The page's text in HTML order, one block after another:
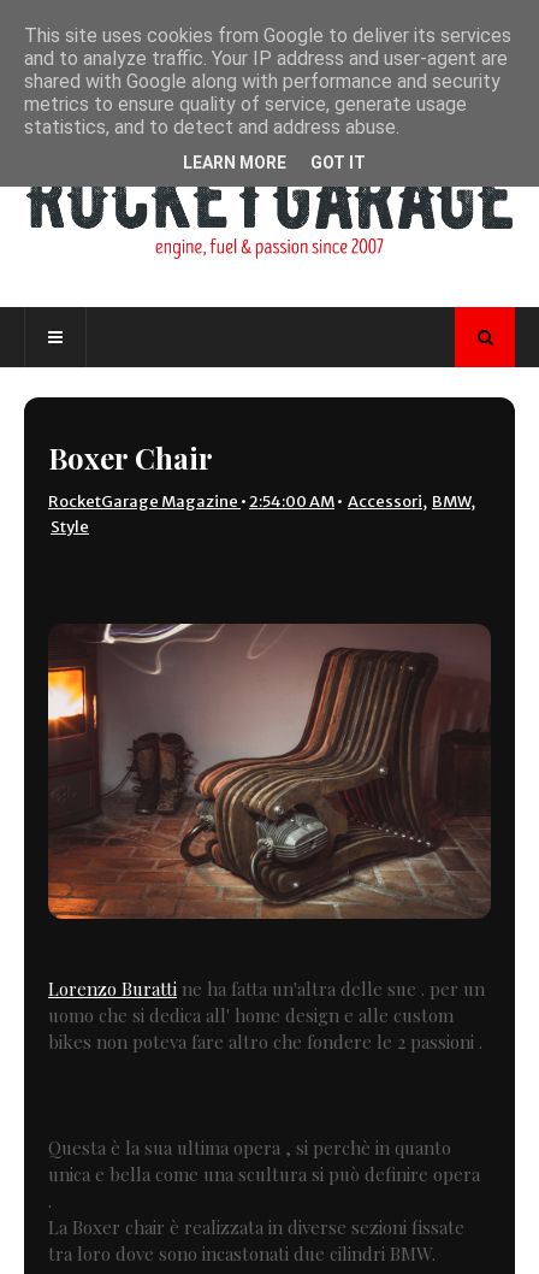
Boxer Chair
RocketGarage Magazine •2:54:00 AM• Accessori, BMW,
Style
Lorenzo Buratti ne ha fatta un'altra delle sue . per un
uomo che si dedica all' home design e alle custom
bikes non poteva fare altro che fondere le 2 passioni .
Questa è la sua ultima opera , si perchè in quanto
unica e bella come una scultura si può definire opera
.
La Boxer chair è realizzata in diverse sezioni fissate
tra loro dove sono incastonati due cilindri BMW.
This site uses cookies from Google to deliver its services
and to analyze traffic. Your IP address and user-agent are
shared with Google along with performance and security
metrics to ensure quality of service, generate usage
statistics, and to detect and address abuse.
LEARN MORE GOT IT